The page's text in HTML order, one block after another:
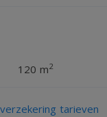
120 m2
tarieven